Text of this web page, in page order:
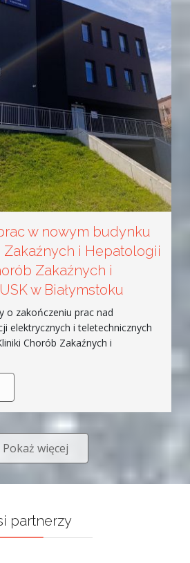
w nowym budynku
i Hepatologii
Zakaźnych i
w Białymstoku
o zakończeniu prac nad
elektrycznych i teletechnicznych
Chorób Zakaźnych i
Pokaż więcej
partnerzy